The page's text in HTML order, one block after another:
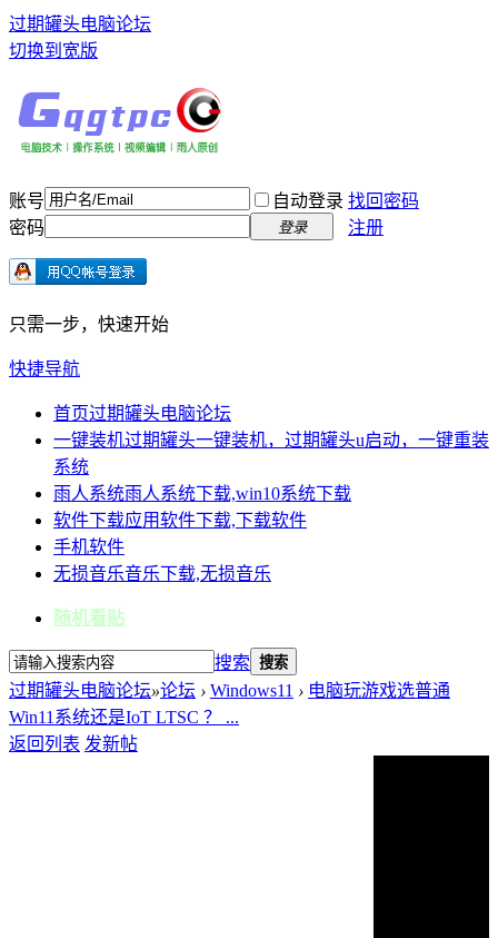
过期罐头电脑论坛
切换到宽版
账号 自动登录 找回密码
密码
登录 注册
只需一步，快速开始
快捷导航
首页过期罐头电脑论坛
一键装机过期罐头一键装机，过期罐头u启动，一键重装
系统
雨人系统雨人系统下载,win10系统下载
软件下载应用软件下载,下载软件
手机软件
无损音乐音乐下载,无损音乐
随机看贴
搜索 搜索
过期罐头电脑论坛»论坛 › Windows11 › 电脑玩游戏选普通
Win11系统还是IoT LTSC ？ ...
返回列表 发新帖